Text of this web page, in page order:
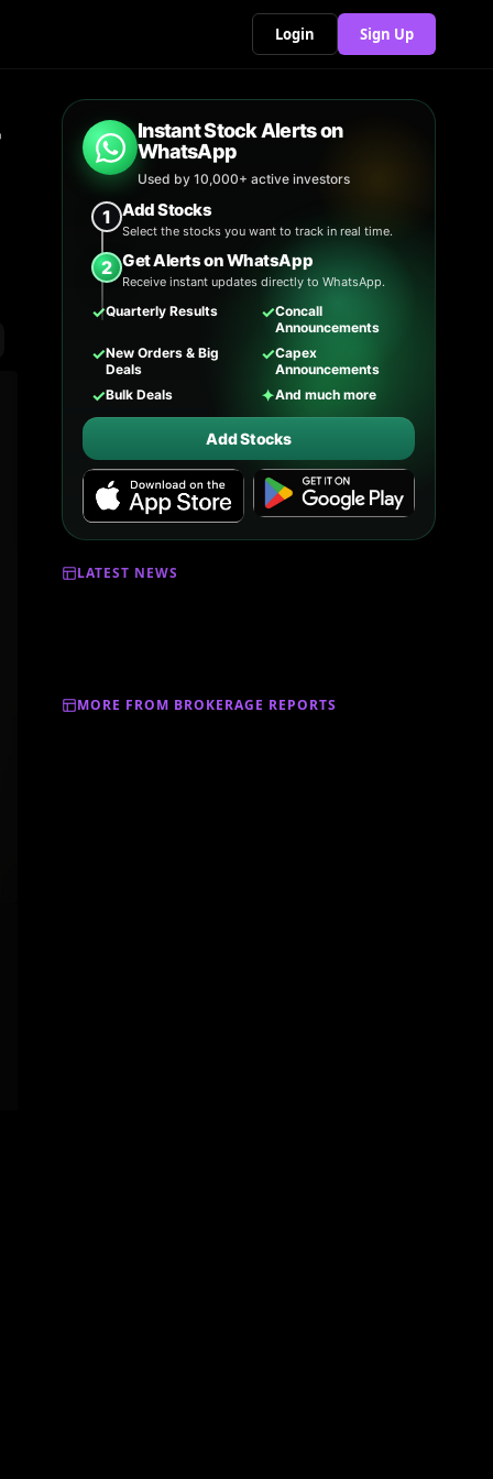
Login Sign Up
Instant Stock Alerts on
WhatsApp
Used by 10,000+ active investors
1 Add Stocks
Select the stocks you want to track in real time.
2 Get Alerts on WhatsApp
Receive instant updates directly to WhatsApp.
✓Quarterly Results ✓Concall
Announcements
✓New Orders & Big
Deals
✓Capex
Announcements
✓Bulk Deals ✦And much more
Add Stocks
LATEST NEWS
MORE FROM BROKERAGE REPORTS